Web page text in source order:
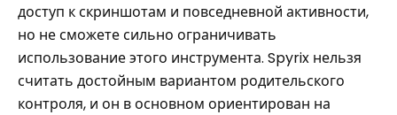
доступ к скриншотам и повседневной активности,
но не сможете сильно ограничивать
использование этого инструмента. Spyrix нельзя
считать достойным вариантом родительского
контроля, и он в основном ориентирован на